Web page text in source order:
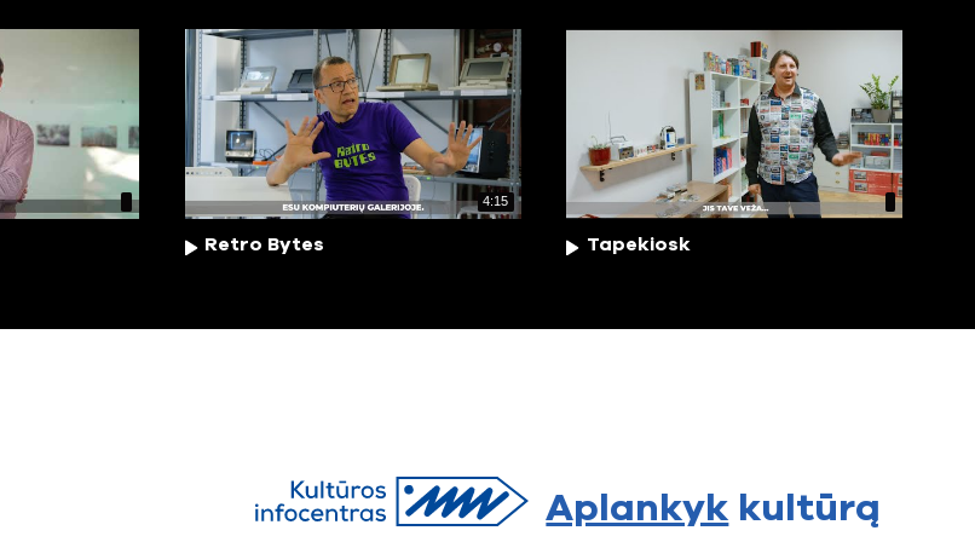
4:15
Retro Bytes Tapekiosk
Aplankyk kultūrą